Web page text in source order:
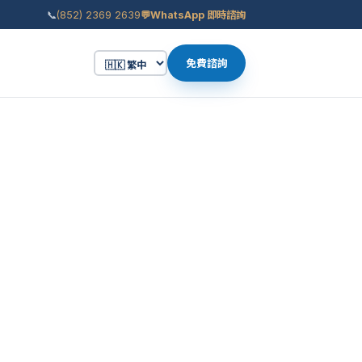
📞(852) 2369 2639💬WhatsApp 即時諮詢
免費諮詢